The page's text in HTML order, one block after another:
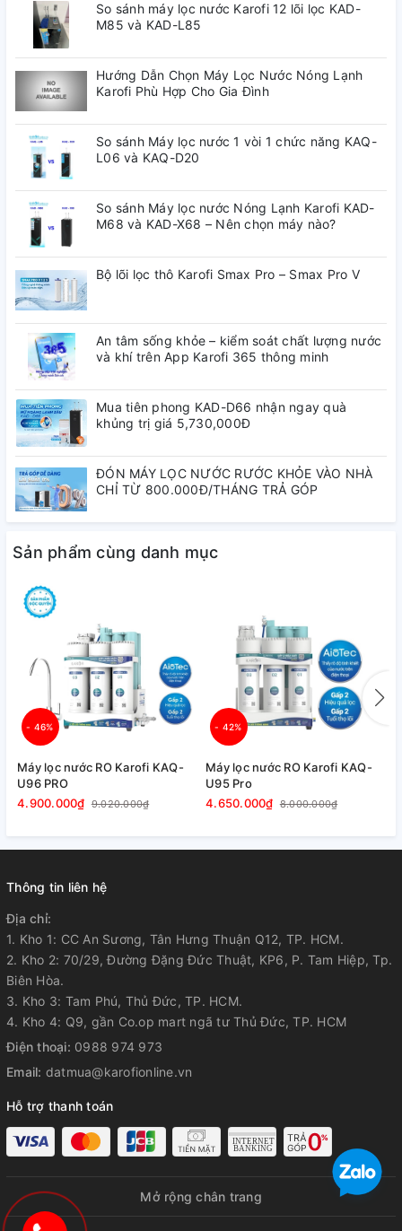
Bộ vi điều khiển thông
minh
Bơm áp Radian hút - đẩy
Điện áp
Điện năng tiêu thụ
Khối lượng 9.5 kg
Tỷ lệ thu hồi nước tinh
khiết
Số lượng vòi
1 vòi Inox Sus 304 cao
cấp
So sánh máy lọc nước Karofi 12 lõi lọc KAD-
M85 và KAD-L85
Hướng Dẫn Chọn Máy Lọc Nước Nóng Lạnh
Karofi Phù Hợp Cho Gia Đình
So sánh Máy lọc nước 1 vòi 1 chức năng KAQ-
L06 và KAQ-D20
So sánh Máy lọc nước Nóng Lạnh Karofi KAD-
M68 và KAD-X68 – Nên chọn máy nào?
Bộ lõi lọc thô Karofi Smax Pro – Smax Pro V
An tâm sống khỏe – kiểm soát chất lượng nước
và khí trên App Karofi 365 thông minh
Mua tiên phong KAD-D66 nhận ngay quà
khủng trị giá 5,730,000Đ
ĐÓN MÁY LỌC NƯỚC RƯỚC KHỎE VÀO NHÀ
CHỈ TỪ 800.000Đ/THÁNG TRẢ GÓP
Sản phẩm cùng danh mục
- 46%
Máy lọc nước RO Karofi KAQ-
U96 PRO
4.900.000₫ 9.020.000₫
- 42%
Máy lọc nước RO Karofi KAQ-
U95 Pro
4.650.000₫ 8.000.000₫
Thông tin liên hệ
Địa chỉ:
1. Kho 1: CC An Sương, Tân Hưng Thuận Q12, TP. HCM.
2. Kho 2: 70/29, Đường Đặng Đức Thuật, KP6, P. Tam Hiệp, Tp.
Biên Hòa.
3. Kho 3: Tam Phú, Thủ Đức, TP. HCM.
4. Kho 4: Q9, gần Co.op mart ngã tư Thủ Đức, TP. HCM
Điện thoại: 0988 974 973
Email: datmua@karofionline.vn
Hỗ trợ thanh toán
Mở rộng chân trang